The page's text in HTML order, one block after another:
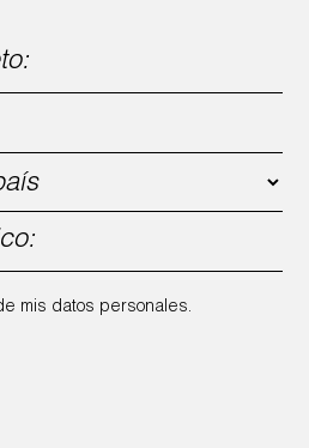
mis datos personales.